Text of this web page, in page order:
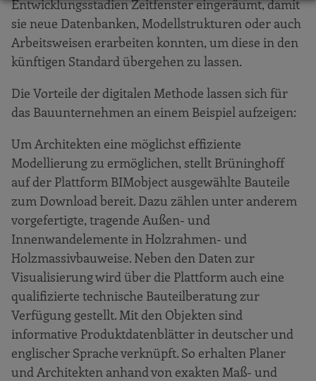
Entwicklungsstadien Zeitfenster eingeräumt, damit
sie neue Datenbanken, Modellstrukturen oder auch
Arbeitsweisen erarbeiten konnten, um diese in den
künftigen Standard übergehen zu lassen.
Die Vorteile der digitalen Methode lassen sich für
das Bauunternehmen an einem Beispiel aufzeigen:
Um Architekten eine möglichst effiziente
Modellierung zu ermöglichen, stellt Brüninghoff
auf der Plattform BIMobject ausgewählte Bauteile
zum Download bereit. Dazu zählen unter anderem
vorgefertigte, tragende Außen- und
Innenwandelemente in Holzrahmen- und
Holzmassivbauweise. Neben den Daten zur
Visualisierung wird über die Plattform auch eine
qualifizierte technische Bauteilberatung zur
Verfügung gestellt. Mit den Objekten sind
informative Produktdatenblätter in deutscher und
englischer Sprache verknüpft. So erhalten Planer
und Architekten anhand von exakten Maß- und